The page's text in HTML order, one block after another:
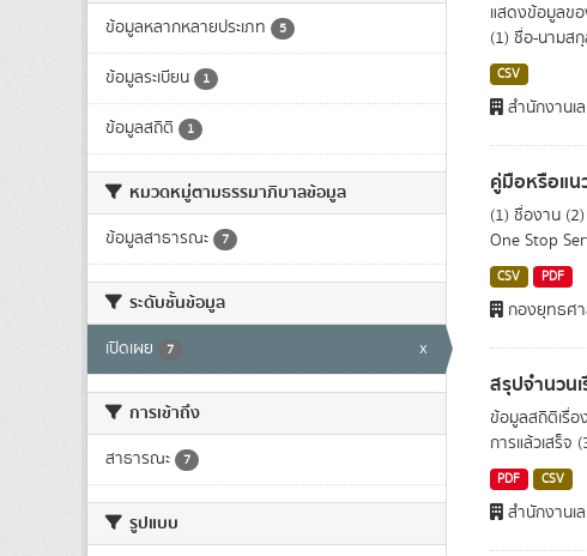
ข้อมูลหลากหลายประเภท 5
ข้อมูลระเบียน 1
ข้อมูลสถิติ 1
หมวดหมู่ตามธรรมาภิบาลข้อมูล
ข้อมูลสาธารณะ 7
ระดับชั้นข้อมูล
เปิดเผย 7 x
การเข้าถึง
สาธารณะ 7
รูปแบบ
แสดงข้อมูลข
(1) ชื่อ-นามส
CSV
สำนักงานเ
คู่มือหรือแน
(1) ชื่องาน
One Stop
CSV PDF
กองยุทธศา
สรุปจำนวน
ข้อมูลสถิติเรื่อ
การแล้วเสร็จ
PDF CSV
สำนักงานเ